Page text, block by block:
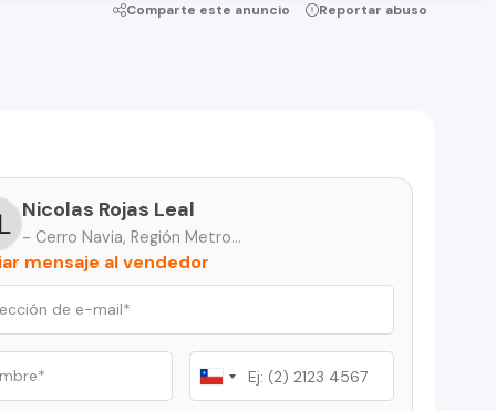
Comparte este anuncio Reportar abuso
Nicolas Rojas Leal
- Cerro Navia, Región Metropolitana
mensaje al vendedor
Chile
+56